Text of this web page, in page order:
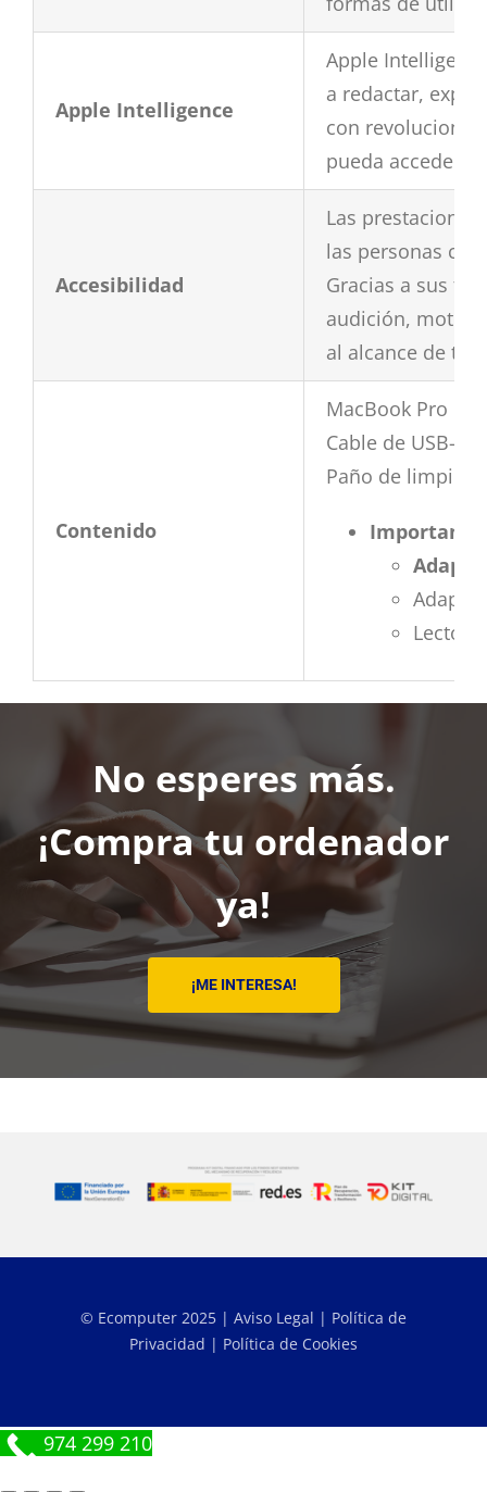
Apple Intelligence
Apple
a redactar,
con
pueda acceder
Accesibilidad
Las
las personas
Gracias a sus
audición,
al alcance de
Contenido
MacBook Pro de
Cable de USB-C
Paño de
Lector
No esperes más.
¡Compra tu ordenador
ya!
¡ME INTERESA!
© Ecomputer 2025 | Aviso Legal | Política de
Privacidad | Política de Cookies
974 299 210